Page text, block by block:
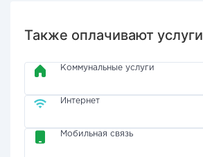
Также оплачивают услуги
Коммунальные услуги
Интернет
Мобильная связь